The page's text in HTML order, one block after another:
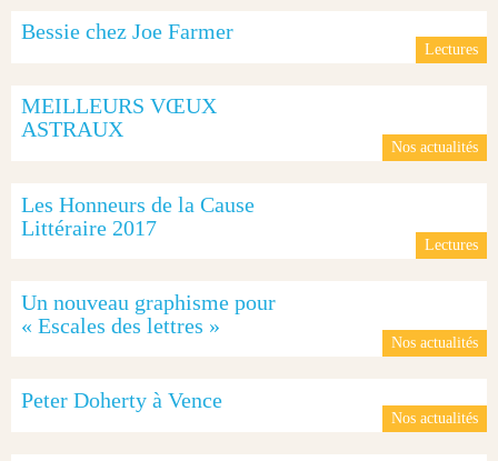
Lectures
Bessie chez Joe Farmer
Nos actualités
MEILLEURS VŒUX
ASTRAUX
Lectures
Les Honneurs de la Cause
Littéraire 2017
Nos actualités
Un nouveau graphisme pour
« Escales des lettres »
Nos actualités
Peter Doherty à Vence